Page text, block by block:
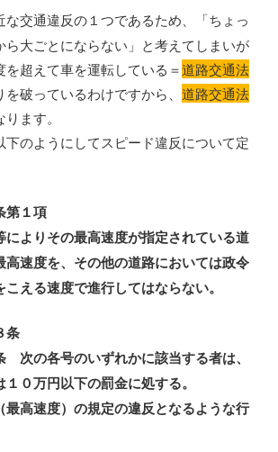
な交通違反の１つであるため、「ちょっ
ら大ごとにならない」と考えてしまいが
を超えて車を運転している＝道路交通法
を破っているわけですから、道路交通法
ます。
下のようにしてスピード違反について定
第１項
によりその最高速度が指定されている道
高速度を、その他の道路においては政令
える速度で進行してはならない。
条
の各号のいずれかに該当する者は、
０万円以下の罰金に処する。
高速度）の規定の違反となるような行